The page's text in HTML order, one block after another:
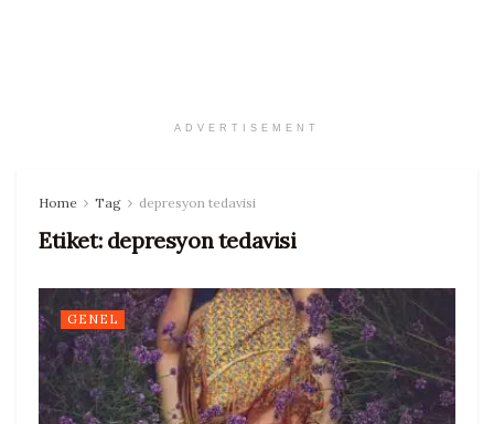
ADVERTISEMENT
Home Tag depresyon tedavisi
Etiket: depresyon tedavisi
GENEL